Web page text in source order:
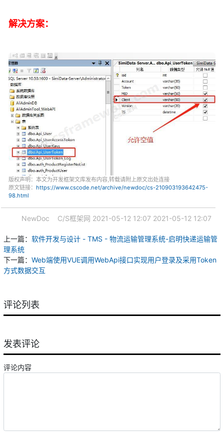
解决方案：
版权声明：本文为开发框架文库发布内容,转载请附上原文出处连接
原文链接： https://www.cscode.net/archive/newdoc/cs-210903193642475-
98.html
NewDoc C/S框架网 2021-05-12 12:07 2021-05-12 12:07
上一篇： 软件开发与设计 - TMS - 物流运输管理系统-启明快递运输管
理系统
下一篇： Web端使用VUE调用WebApi接口实现用户登录及采用Token
方式数据交互
评论列表
发表评论
评论内容